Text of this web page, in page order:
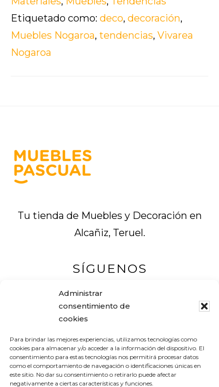
Administrar
consentimiento de
cookies
Para brindar las mejores experiencias, utilizamos tecnologías como
cookies para almacenar y/o acceder a la información del dispositivo. El
consentimiento para estas tecnologías nos permitirá procesar datos
como el comportamiento de navegación o identificaciones únicas en
este sitio. No dar su consentimiento o retirarlo puede afectar
negativamente a ciertas características y funciones.
Etiquetado como:deco,decoración,
Muebles Nogaroa,tendencias,Vivarea
Nogaroa
Tu tienda de Muebles y Decoración en
Alcañiz, Teruel.
SÍGUENOS
Tel. +34 978 83 12 16
Avenida Aragón, 19
44600 ALCAÑIZ (Teruel) – España